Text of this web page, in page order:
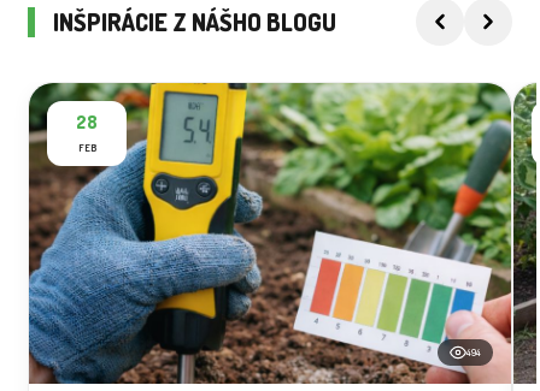
INŠPIRÁCIE Z NÁŠHO BLOGU
28
FEB
494